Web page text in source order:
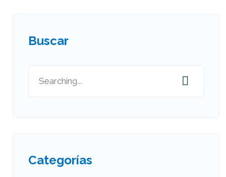
Buscar
Categorías